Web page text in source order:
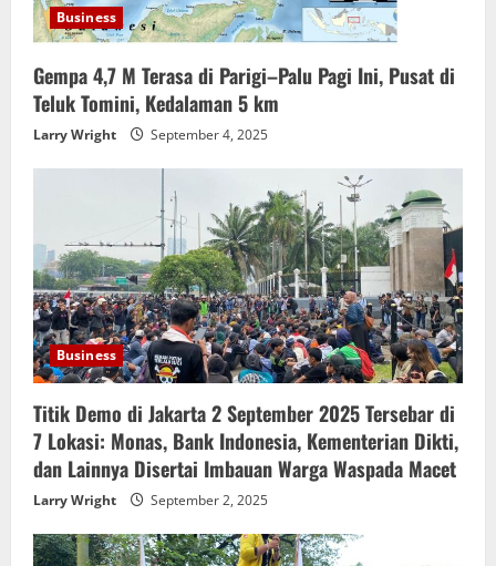
Business
Gempa 4,7 M Terasa di Parigi–Palu Pagi Ini, Pusat di
Teluk Tomini, Kedalaman 5 km
Larry Wright September 4, 2025
Business
Titik Demo di Jakarta 2 September 2025 Tersebar di
7 Lokasi: Monas, Bank Indonesia, Kementerian Dikti,
dan Lainnya Disertai Imbauan Warga Waspada Macet
Larry Wright September 2, 2025